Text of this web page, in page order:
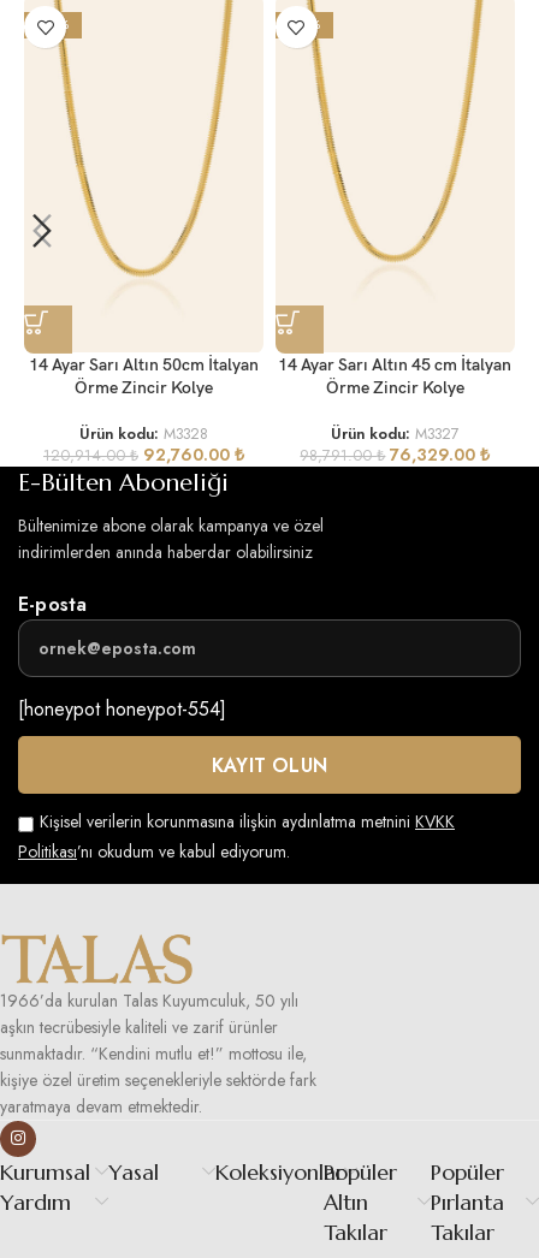
-23%
14 Ayar Sarı Altın 50cm İtalyan
Örme Zincir Kolye
Ürün kodu: M3328
120,914.00₺ 92,760.00 ₺
-23%
14 Ayar Sarı Altın 45 cm İtalyan
Örme Zincir Kolye
Ürün kodu: M3327
98,791.00₺ 76,329.00₺
E-Bülten Aboneliği
Bültenimize abone olarak kampanya ve özel
indirimlerden anında haberdar olabilirsiniz
E-posta
[honeypot honeypot-554]
Kişisel verilerin korunmasına ilişkin aydınlatma metnini KVKK
Politikası’nı okudum ve kabul ediyorum.
1966’da kurulan Talas Kuyumculuk, 50 yılı
aşkın tecrübesiyle kaliteli ve zarif ürünler
sunmaktadır. “Kendini mutlu et!” mottosu ile,
kişiye özel üretim seçenekleriyle sektörde fark
yaratmaya devam etmektedir.
Kurumsal
Yardım
Yasal KoleksiyonlarPopüler
Altın
Takılar
Popüler
Pırlanta
Takılar